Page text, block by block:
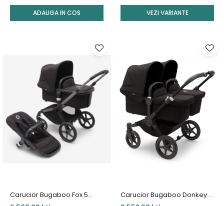
ADAUGA IN COS VEZI VARIANTE
Carucior Bugaboo Fox 5
Carucior Bugaboo Donkey 5